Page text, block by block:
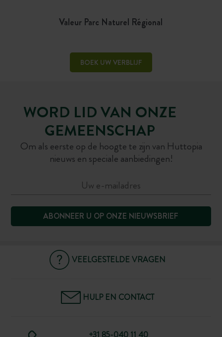
Valeur Parc Naturel Régional
BOEK UW VERBLIJF
WORD LID VAN ONZE
GEMEENSCHAP
Om als eerste op de hoogte te zijn van Huttopia
nieuws en speciale aanbiedingen!
ABONNEER U OP ONZE NIEUWSBRIEF
VEELGESTELDE VRAGEN
HULP EN CONTACT